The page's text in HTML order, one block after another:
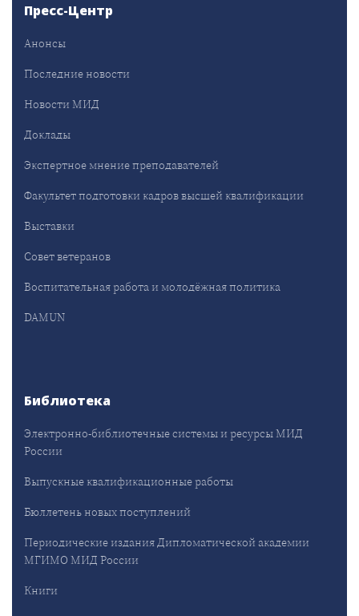
Пресс-Центр
Анонсы
Последние новости
Новости МИД
Доклады
Экспертное мнение преподавателей
Факультет подготовки кадров высшей квалификации
Выставки
Совет ветеранов
Воспитательная работа и молодёжная политика
DAMUN
Библиотека
Электронно-библиотечные системы и ресурсы МИД
России
Выпускные квалификационные работы
Бюллетень новых поступлений
Периодические издания Дипломатической академии
МГИМО МИД России
Книги